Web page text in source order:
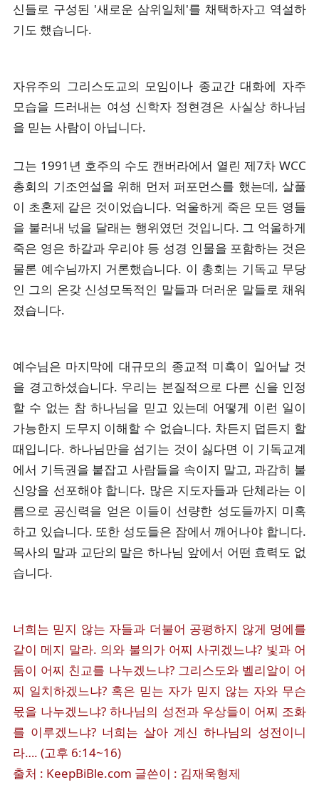
신들로 구성된 '새로운 삼위일체'를 채택하자고 역설하
기도 했습니다.
자유주의 그리스도교의 모임이나 종교간 대화에 자주
모습을 드러내는 여성 신학자 정현경은 사실상 하나님
을 믿는 사람이 아닙니다.
그는 1991년 호주의 수도 캔버라에서 열린 제7차 WCC
총회의 기조연설을 위해 먼저 퍼포먼스를 했는데, 살풀
이 초혼제 같은 것이었습니다. 억울하게 죽은 모든 영들
을 불러내 넋을 달래는 행위였던 것입니다. 그 억울하게
죽은 영은 하갈과 우리야 등 성경 인물을 포함하는 것은
물론 예수님까지 거론했습니다. 이 총회는 기독교 무당
인 그의 온갖 신성모독적인 말들과 더러운 말들로 채워
졌습니다.
예수님은 마지막에 대규모의 종교적 미혹이 일어날 것
을 경고하셨습니다. 우리는 본질적으로 다른 신을 인정
할 수 없는 참 하나님을 믿고 있는데 어떻게 이런 일이
가능한지 도무지 이해할 수 없습니다. 차든지 덥든지 할
때입니다. 하나님만을 섬기는 것이 싫다면 이 기독교계
에서 기득권을 붙잡고 사람들을 속이지 말고, 과감히 불
신앙을 선포해야 합니다. 많은 지도자들과 단체라는 이
름으로 공신력을 얻은 이들이 선량한 성도들까지 미혹
하고 있습니다. 또한 성도들은 잠에서 깨어나야 합니다.
목사의 말과 교단의 말은 하나님 앞에서 어떤 효력도 없
습니다.
너희는 믿지 않는 자들과 더불어 공평하지 않게 멍에를
같이 메지 말라. 의와 불의가 어찌 사귀겠느냐? 빛과 어
둠이 어찌 친교를 나누겠느냐? 그리스도와 벨리알이 어
찌 일치하겠느냐? 혹은 믿는 자가 믿지 않는 자와 무슨
몫을 나누겠느냐? 하나님의 성전과 우상들이 어찌 조화
를 이루겠느냐? 너희는 살아 계신 하나님의 성전이니
라…. (고후 6:14~16)
출처 : KeepBiBle.com 글쓴이 : 김재욱형제